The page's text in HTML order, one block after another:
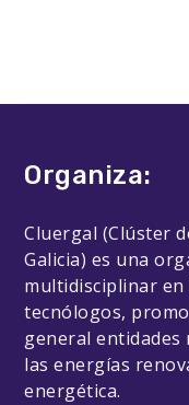
Organiza:
Cluergal (Clúster
Galicia) es una
multidisciplinar en
tecnólogos,
general entidades
las energías
energética.